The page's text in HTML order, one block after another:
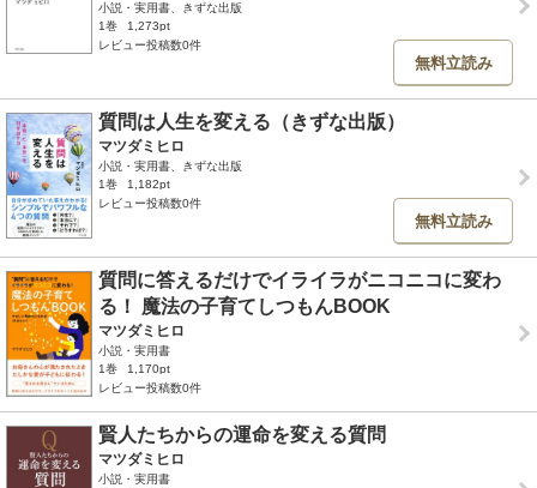
小説・実用書、きずな出版
1巻
1,273pt
レビュー投稿数0件
無料立読み
質問は人生を変える（きずな出版）
マツダミヒロ
小説・実用書、きずな出版
1巻
1,182pt
レビュー投稿数0件
無料立読み
質問に答えるだけでイライラがニコニコに変わ
る！ 魔法の子育てしつもんBOOK
マツダミヒロ
小説・実用書
1巻
1,170pt
レビュー投稿数0件
賢人たちからの運命を変える質問
マツダミヒロ
小説・実用書